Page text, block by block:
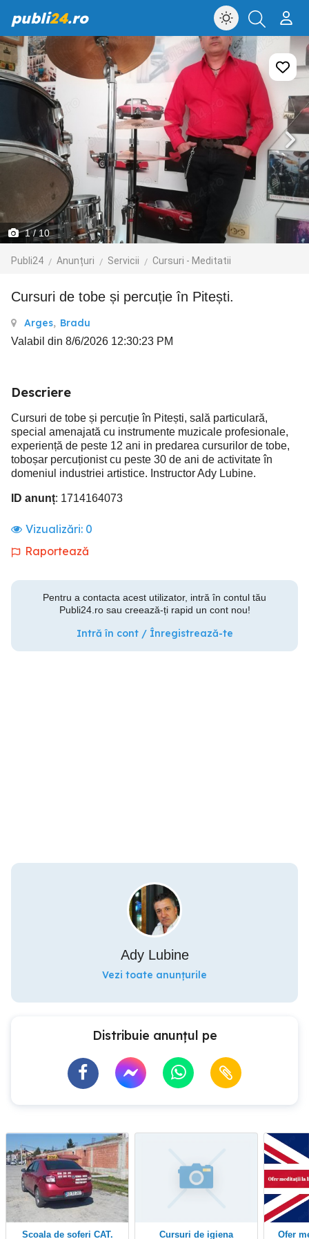
publi24.ro
1/ 10
Publi24 Anunțuri Servicii Cursuri - Meditatii
Cursuri de tobe și percuție în Pitești.
Arges, Bradu
Valabil din 8/6/2026 12:30:23 PM
Descriere
Cursuri de tobe și percuție în Pitești, sală particulară,
special amenajată cu instrumente muzicale profesionale,
experiență de peste 12 ani in predarea cursurilor de tobe,
toboșar percuționist cu peste 30 de ani de activitate în
domeniul industriei artistice. Instructor Ady Lubine.
ID anunț: 1714164073
Vizualizări: 0
Raportează
Pentru a contacta acest utilizator, intră în contul tău
Publi24.ro sau creează-ți rapid un cont nou!
Intră în cont / Înregistrează-te
Ady Lubine
Vezi toate anunțurile
Distribuie anunțul pe
scoala de soferi CAT. Cursuri de igiena Ofer meditații la limba